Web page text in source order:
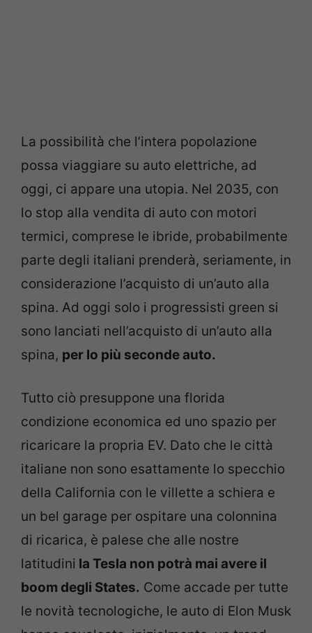
La possibilità che l’intera popolazione
possa viaggiare su auto elettriche, ad
oggi, ci appare una utopia. Nel 2035, con
lo stop alla vendita di auto con motori
termici, comprese le ibride, probabilmente
parte degli italiani prenderà, seriamente, in
considerazione l’acquisto di un’auto alla
spina. Ad oggi solo i progressisti green si
sono lanciati nell’acquisto di un’auto alla
spina, per lo più seconde auto.
Tutto ciò presuppone una florida
condizione economica ed uno spazio per
ricaricare la propria EV. Dato che le città
italiane non sono esattamente lo specchio
della California con le villette a schiera e
un bel garage per ospitare una colonnina
di ricarica, è palese che alle nostre
latitudini la Tesla non potrà mai avere il
boom degli States. Come accade per tutte
le novità tecnologiche, le auto di Elon Musk